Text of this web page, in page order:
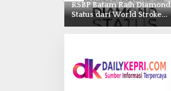
RSBP Batam Raih Diamond
Status dari World Stroke
Organization untuk